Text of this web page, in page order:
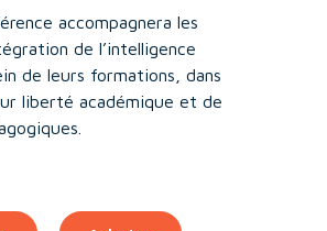
accompagnera les
de l’intelligence
de leurs formations, dans
liberté académique et de